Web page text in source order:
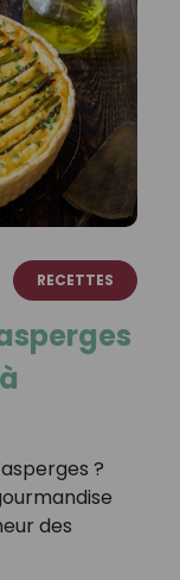
RECETTES
?
des